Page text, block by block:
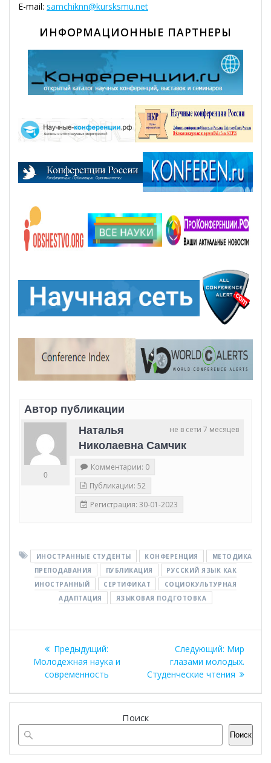
E-mail: samchiknn@kursksmu.net
ИНФОРМАЦИОННЫЕ ПАРТНЕРЫ
Автор публикации
не в сети 7 месяцев
Наталья
Николаевна Самчик
0
Комментарии: 0
Публикации: 52
Регистрация: 30-01-2023
ИНОСТРАННЫЕ СТУДЕНТЫ КОНФЕРЕНЦИЯ
МЕТОДИКА
ПРЕПОДАВАНИЯ
ПУБЛИКАЦИЯ
РУССКИЙ ЯЗЫК КАК
ИНОСТРАННЫЙ
СЕРТИФИКАТ
СОЦИОКУЛЬТУРНАЯ
АДАПТАЦИЯ
ЯЗЫКОВАЯ ПОДГОТОВКА
Навигация
по
записям
Предыдущий:
запись:
Молодежная наука и
современность
Следующий:
запись:
Мир
глазами молодых.
Студенческие чтения
Поиск
Поиск